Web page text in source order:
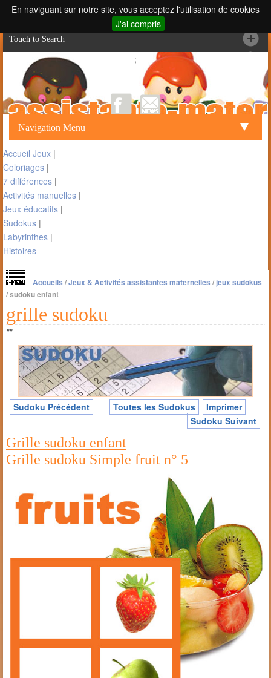
En naviguant sur notre site, vous acceptez l'utilisation de cookies
J'ai compris
Touch to Search
;
Navigation Menu
Accueil Jeux |
Coloriages |
7 différences |
Activités manuelles |
Jeux éducatifs |
Sudokus |
Labyrinthes |
Histoires
Accueils /Jeux & Activités assistantes maternelles /jeux sudokus
/sudoku enfant
grille sudoku
""
Sudoku Précédent Toutes les Sudokus
Imprimer
Sudoku Suivant
Grille sudoku enfant
Grille sudoku Simple fruit n° 5